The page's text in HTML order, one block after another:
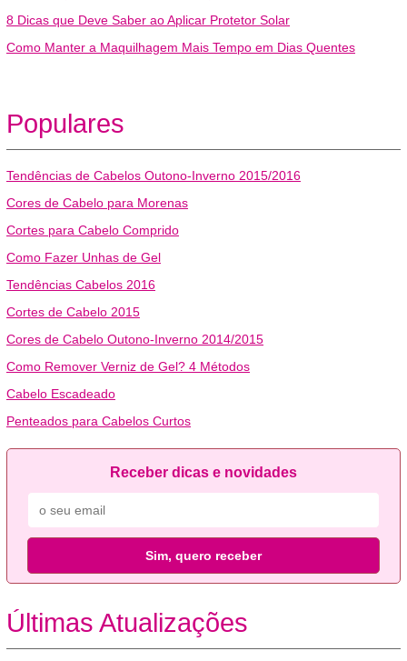
8 Dicas que Deve Saber ao Aplicar Protetor Solar
Como Manter a Maquilhagem Mais Tempo em Dias Quentes
Populares
Tendências de Cabelos Outono-Inverno 2015/2016
Cores de Cabelo para Morenas
Cortes para Cabelo Comprido
Como Fazer Unhas de Gel
Tendências Cabelos 2016
Cortes de Cabelo 2015
Cores de Cabelo Outono-Inverno 2014/2015
Como Remover Verniz de Gel? 4 Métodos
Cabelo Escadeado
Penteados para Cabelos Curtos
Receber dicas e novidades
Sim, quero receber
Últimas Atualizações